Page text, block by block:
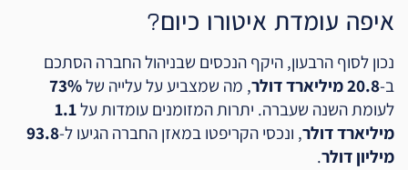
איפה עומדת איטורו כיום?
נכון לסוף הרבעון, היקף הנכסים שבניהול החברה הסתכם
ב-20.8 מיליארד דולר , מה שמצביע על עלייה של73%
לעומת השנה שעברה. יתרות המזומנים עומדות על1.1
מיליארד דולר, ונכסי הקריפטו במאזן החברה הגיעו ל-93.8
מיליון דולר.